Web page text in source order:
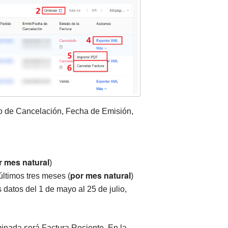
de Cancelación, Fecha de Emisión,
mes natural)
tres meses (por mes natural)
del 1 de mayo al 25 de julio,